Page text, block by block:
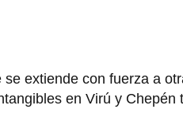
se extiende con fuerza a
en Virú y